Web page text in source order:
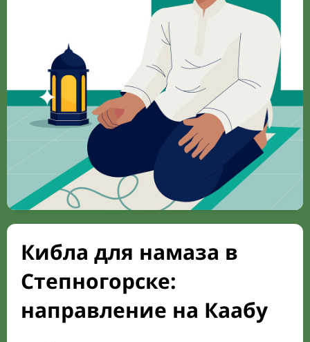
Кибла для намаза в
Степногорске:
направление на Каабу